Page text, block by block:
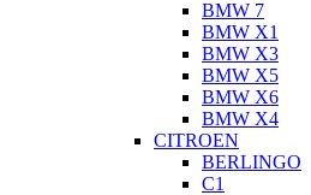
BMW 7
BMW X1
BMW X3
BMW X5
BMW X6
BMW X4
CITROEN
BERLINGO
C1